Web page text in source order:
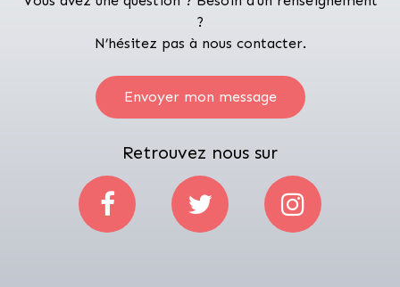
?
N’hésitez pas à nous contacter.
Envoyer mon message
Retrouvez nous sur